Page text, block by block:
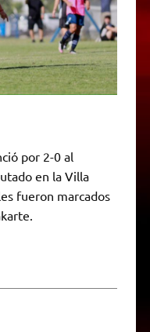
por 2-0 al
en la Villa
fueron marcados